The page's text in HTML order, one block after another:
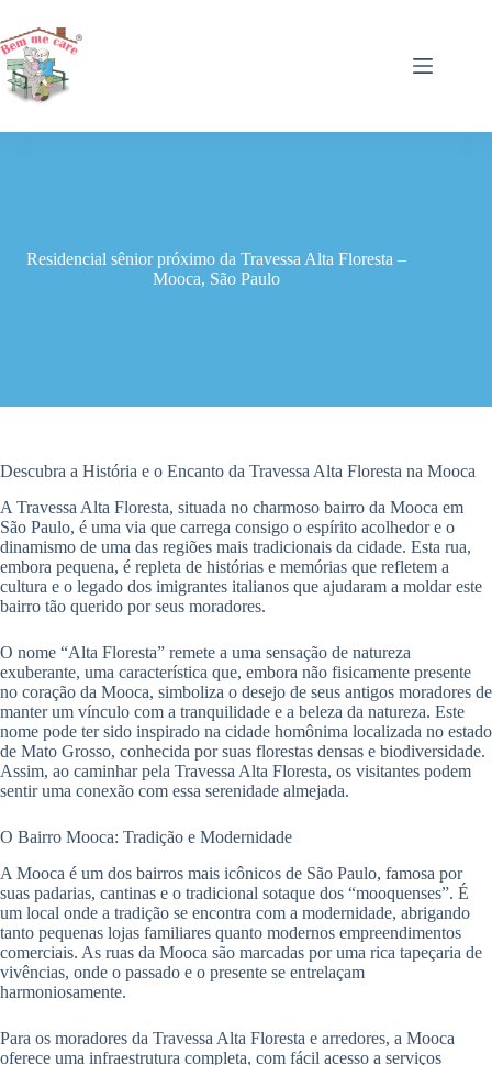
para
o
conteúdo
Residencial sênior próximo da Travessa Alta Floresta –
Mooca, São Paulo
Descubra a História e o Encanto da Travessa Alta Floresta na Mooca
A Travessa Alta Floresta, situada no charmoso bairro da Mooca em
São Paulo, é uma via que carrega consigo o espírito acolhedor e o
dinamismo de uma das regiões mais tradicionais da cidade. Esta rua,
embora pequena, é repleta de histórias e memórias que refletem a
cultura e o legado dos imigrantes italianos que ajudaram a moldar este
bairro tão querido por seus moradores.
O nome “Alta Floresta” remete a uma sensação de natureza
exuberante, uma característica que, embora não fisicamente presente
no coração da Mooca, simboliza o desejo de seus antigos moradores de
manter um vínculo com a tranquilidade e a beleza da natureza. Este
nome pode ter sido inspirado na cidade homônima localizada no estado
de Mato Grosso, conhecida por suas florestas densas e biodiversidade.
Assim, ao caminhar pela Travessa Alta Floresta, os visitantes podem
sentir uma conexão com essa serenidade almejada.
O Bairro Mooca: Tradição e Modernidade
A Mooca é um dos bairros mais icônicos de São Paulo, famosa por
suas padarias, cantinas e o tradicional sotaque dos “mooquenses”. É
um local onde a tradição se encontra com a modernidade, abrigando
tanto pequenas lojas familiares quanto modernos empreendimentos
comerciais. As ruas da Mooca são marcadas por uma rica tapeçaria de
vivências, onde o passado e o presente se entrelaçam
harmoniosamente.
Para os moradores da Travessa Alta Floresta e arredores, a Mooca
oferece uma infraestrutura completa, com fácil acesso a serviços